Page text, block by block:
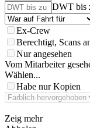
DWT bis
Ex-Crew
Berechtigt, Scans
Nur angesehen
Vom Mitarbeiter
Wählen...
Habe nur Kopien
Zeig mehr